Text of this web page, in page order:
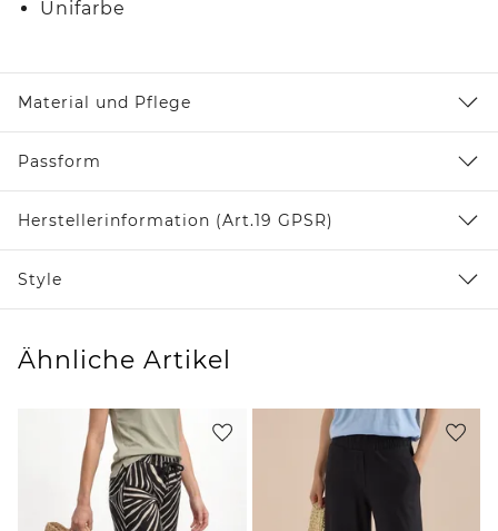
Unifarbe
Material und Pflege
Passform
Herstellerinformation (Art.19 GPSR)
Style
Ähnliche Artikel